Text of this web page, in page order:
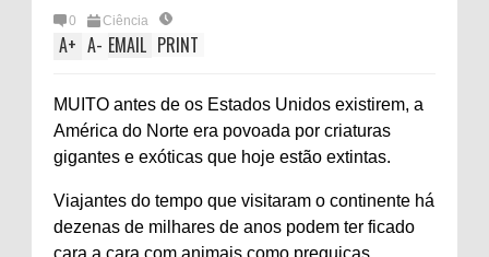
0 Ciência
A+ A- EMAIL PRINT
MUITO antes de os Estados Unidos existirem, a
América do Norte era povoada por criaturas
gigantes e exóticas que hoje estão extintas.
Viajantes do tempo que visitaram o continente há
dezenas de milhares de anos podem ter ficado
cara a cara com animais como preguiças